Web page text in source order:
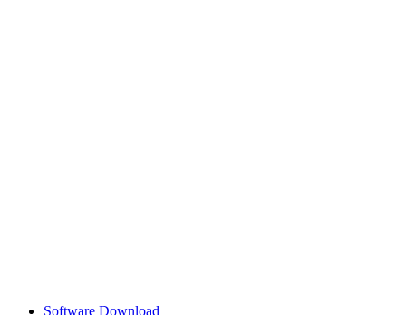
Software Download